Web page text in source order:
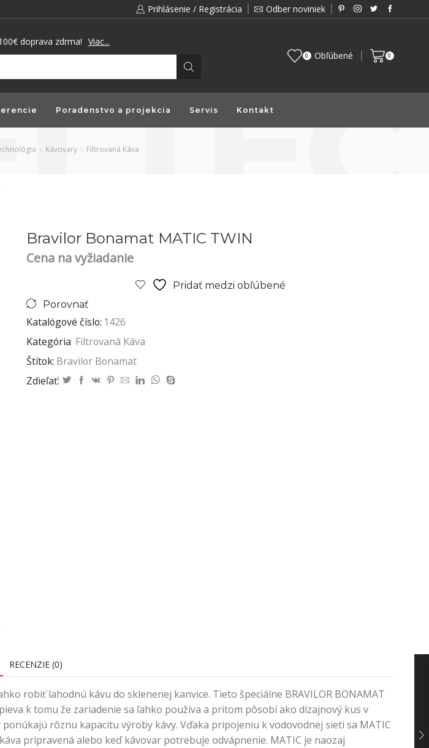
Prihlásenie / Registrácia Odber noviniek
doprava zdrma! Viac...
0 Obľúbené 0
Poradenstvo a projekcia Servis Kontakt
Kávovary Filtrovaná Káva
Bravilor Bonamat MATIC TWIN
Cena na vyžiadanie
Pridať medzi obľúbené
Porovnať
Katalógové číslo: 1426
Kategória Filtrovaná Káva
Štítok: Bravilor Bonamat
Zdieľať:
RECENZIE (0)
robiť lahodnú kávu do sklenenej kanvice. Tieto špeciálne BRAVILOR BONAMAT
k tomu že zariadenie sa ľahko používa a pritom pôsobí ako dizajnový kus v
rôznu kapacitu výroby kávy. Vďaka pripojeniu k vodovodnej sieti sa MATIC
pripravená alebo keď kávovar potrebuje odvápnenie. MATIC je naozaj